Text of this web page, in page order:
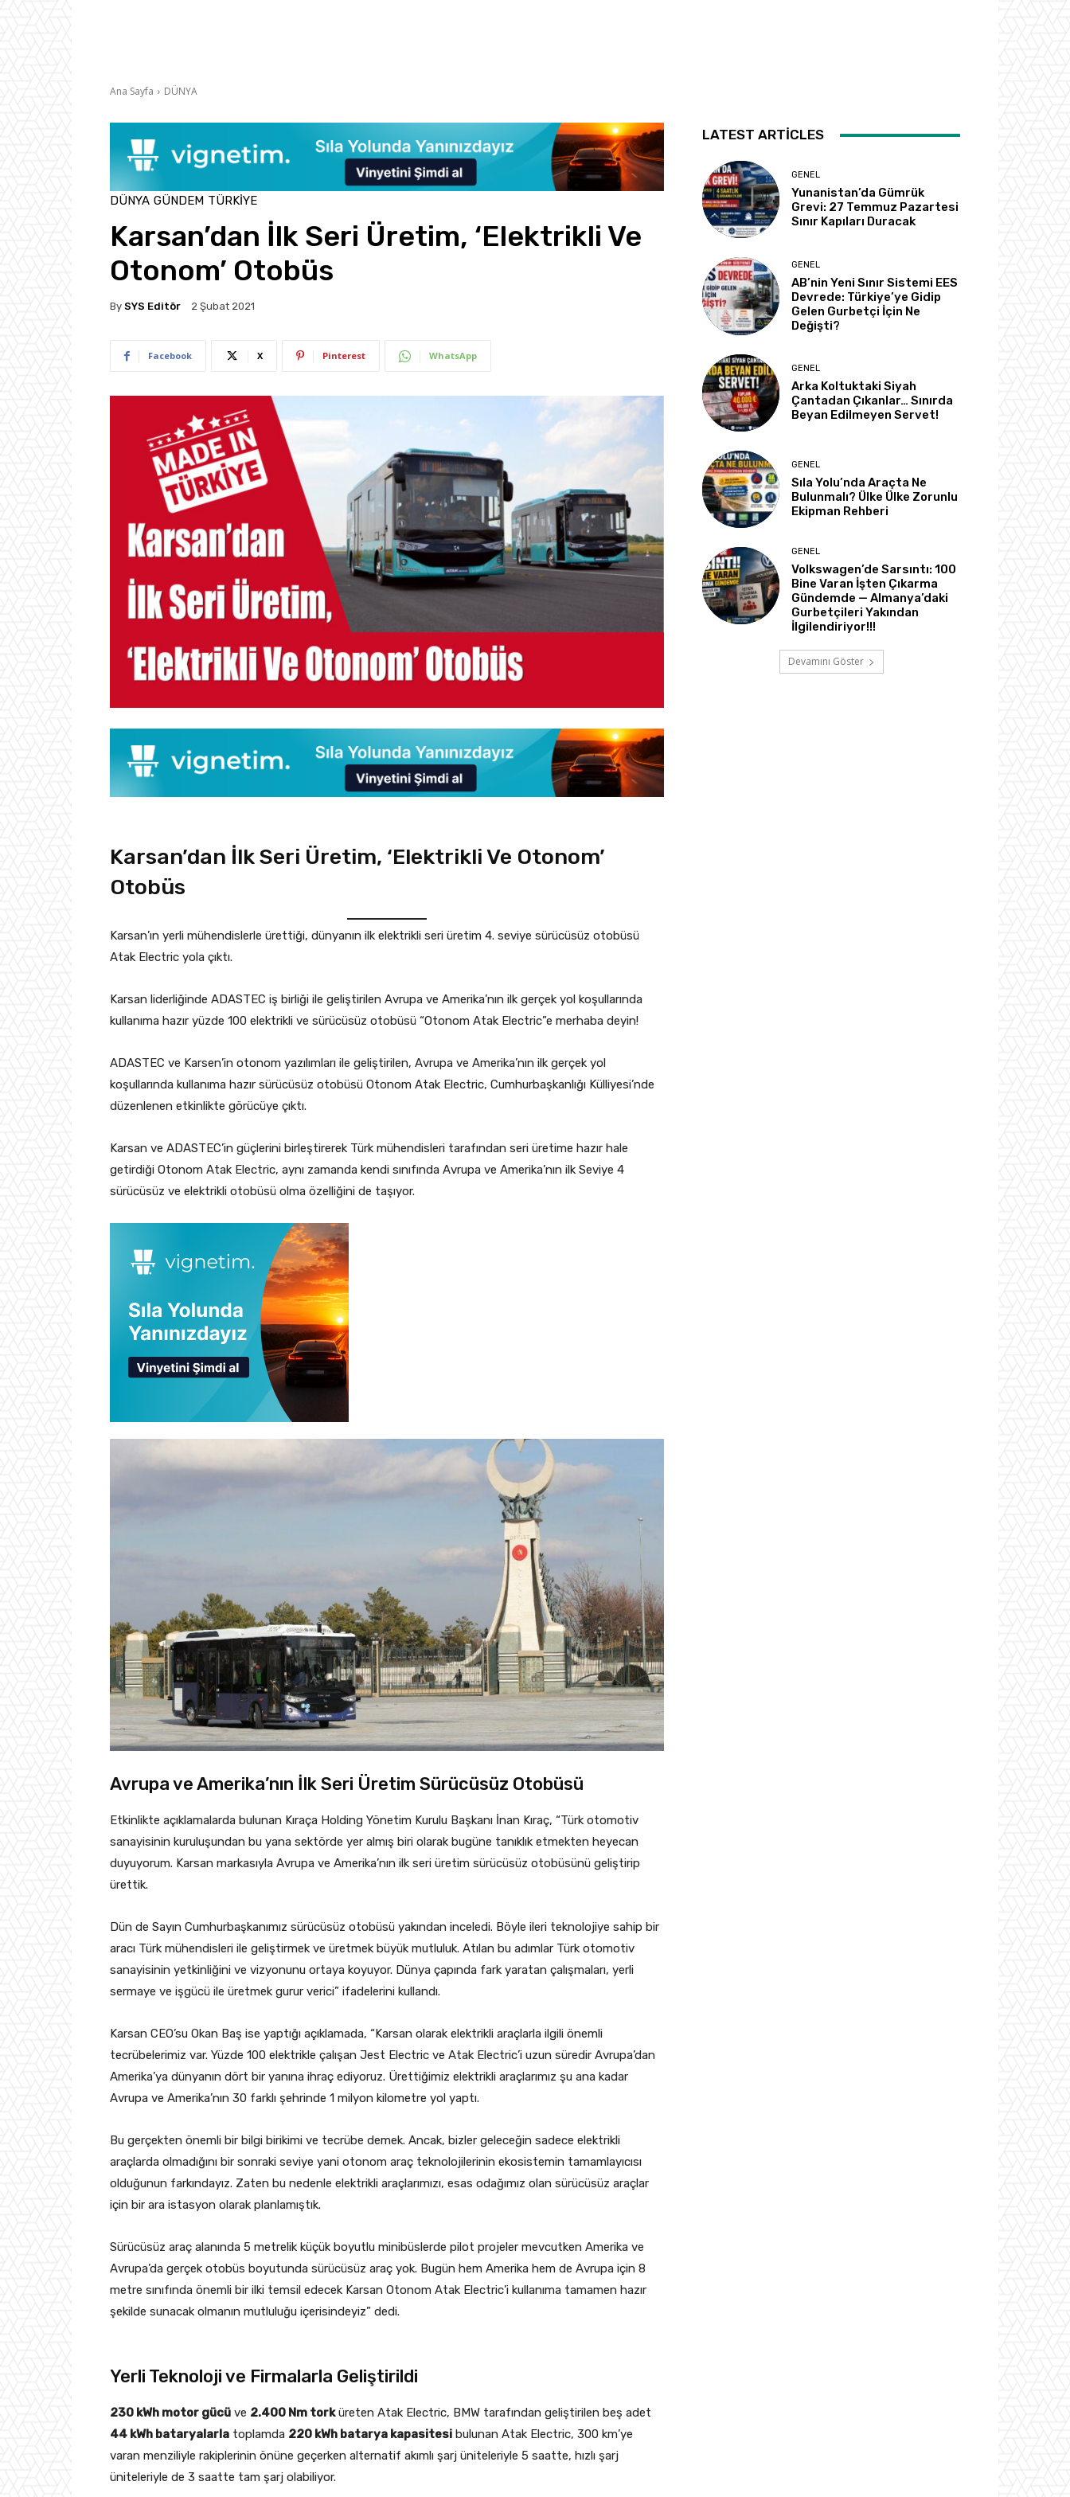
Ana Sayfa DÜNYA
DÜNYA GÜNDEM TÜRKIYE
Karsan’dan İlk Seri Üretim, ‘Elektrikli Ve
Otonom’ Otobüs
By SYS Editör 2 Şubat 2021
Facebook X Pinterest WhatsApp
Karsan’dan İlk Seri Üretim, ‘Elektrikli Ve Otonom’
Otobüs
Karsan’ın yerli mühendislerle ürettiği, dünyanın ilk elektrikli seri üretim 4. seviye sürücüsüz otobüsü
Atak Electric yola çıktı.
Karsan liderliğinde ADASTEC iş birliği ile geliştirilen Avrupa ve Amerika’nın ilk gerçek yol koşullarında
kullanıma hazır yüzde 100 elektrikli ve sürücüsüz otobüsü “Otonom Atak Electric”e merhaba deyin!
ADASTEC ve Karsen’in otonom yazılımları ile geliştirilen, Avrupa ve Amerika’nın ilk gerçek yol
koşullarında kullanıma hazır sürücüsüz otobüsü Otonom Atak Electric, Cumhurbaşkanlığı Külliyesi’nde
düzenlenen etkinlikte görücüye çıktı.
Karsan ve ADASTEC’in güçlerini birleştirerek Türk mühendisleri tarafından seri üretime hazır hale
getirdiği Otonom Atak Electric, aynı zamanda kendi sınıfında Avrupa ve Amerika’nın ilk Seviye 4
sürücüsüz ve elektrikli otobüsü olma özelliğini de taşıyor.
Avrupa ve Amerika’nın İlk Seri Üretim Sürücüsüz Otobüsü
Etkinlikte açıklamalarda bulunan Kıraça Holding Yönetim Kurulu Başkanı İnan Kıraç, “Türk otomotiv
sanayisinin kuruluşundan bu yana sektörde yer almış biri olarak bugüne tanıklık etmekten heyecan
duyuyorum. Karsan markasıyla Avrupa ve Amerika’nın ilk seri üretim sürücüsüz otobüsünü geliştirip
ürettik.
Dün de Sayın Cumhurbaşkanımız sürücüsüz otobüsü yakından inceledi. Böyle ileri teknolojiye sahip bir
aracı Türk mühendisleri ile geliştirmek ve üretmek büyük mutluluk. Atılan bu adımlar Türk otomotiv
sanayisinin yetkinliğini ve vizyonunu ortaya koyuyor. Dünya çapında fark yaratan çalışmaları, yerli
sermaye ve işgücü ile üretmek gurur verici” ifadelerini kullandı.
Karsan CEO’su Okan Baş ise yaptığı açıklamada, “Karsan olarak elektrikli araçlarla ilgili önemli
tecrübelerimiz var. Yüzde 100 elektrikle çalışan Jest Electric ve Atak Electric’i uzun süredir Avrupa’dan
Amerika’ya dünyanın dört bir yanına ihraç ediyoruz. Ürettiğimiz elektrikli araçlarımız şu ana kadar
Avrupa ve Amerika’nın 30 farklı şehrinde 1 milyon kilometre yol yaptı.
Bu gerçekten önemli bir bilgi birikimi ve tecrübe demek. Ancak, bizler geleceğin sadece elektrikli
araçlarda olmadığını bir sonraki seviye yani otonom araç teknolojilerinin ekosistemin tamamlayıcısı
olduğunun farkındayız. Zaten bu nedenle elektrikli araçlarımızı, esas odağımız olan sürücüsüz araçlar
için bir ara istasyon olarak planlamıştık.
Sürücüsüz araç alanında 5 metrelik küçük boyutlu minibüslerde pilot projeler mevcutken Amerika ve
Avrupa’da gerçek otobüs boyutunda sürücüsüz araç yok. Bugün hem Amerika hem de Avrupa için 8
metre sınıfında önemli bir ilki temsil edecek Karsan Otonom Atak Electric’i kullanıma tamamen hazır
şekilde sunacak olmanın mutluluğu içerisindeyiz” dedi.
Yerli Teknoloji ve Firmalarla Geliştirildi
230 kWh motor gücü ve 2.400 Nm torküreten Atak Electric, BMW tarafından geliştirilen beş adet
44 kWh bataryalarla toplamda 220 kWh batarya kapasitesi bulunan Atak Electric, 300 km’ye
varan menziliyle rakiplerinin önüne geçerken alternatif akımlı şarj üniteleriyle 5 saatte, hızlı şarj
üniteleriyle de 3 saatte tam şarj olabiliyor.
LATEST ARTICLES
GENEL
Yunanistan’da Gümrük
Grevi: 27 Temmuz Pazartesi
Sınır Kapıları Duracak
GENEL
AB’nin Yeni Sınır Sistemi EES
Devrede: Türkiye’ye Gidip
Gelen Gurbetçi İçin Ne
Değişti?
GENEL
Arka Koltuktaki Siyah
Çantadan Çıkanlar… Sınırda
Beyan Edilmeyen Servet!
GENEL
Sıla Yolu’nda Araçta Ne
Bulunmalı? Ülke Ülke Zorunlu
Ekipman Rehberi
GENEL
Volkswagen’de Sarsıntı: 100
Bine Varan İşten Çıkarma
Gündemde — Almanya’daki
Gurbetçileri Yakından
İlgilendiriyor!!!
Devamını Göster